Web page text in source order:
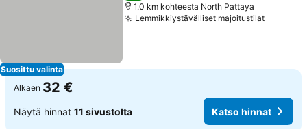
Suosittu valinta
1.0 km kohteesta North Pattaya
Lemmikkiystävälliset majoitustilat
Alkaen 32 €
Näytä hinnat 11 sivustolta Katso hinnat